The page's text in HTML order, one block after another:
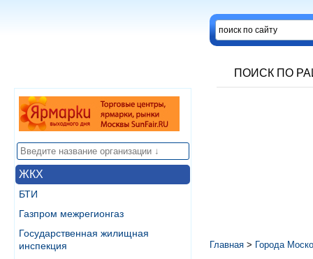
ПОИСК ПО
ЖКХ
БТИ
Газпром межрегионгаз
Государственная жилищная
инспекция
Главная > Города